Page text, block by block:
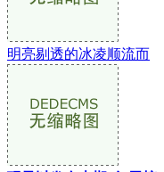
明亮剔透的冰凌顺流而